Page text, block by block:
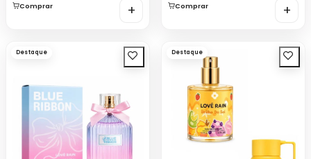
Comprar + Comprar +
Destaque Destaque